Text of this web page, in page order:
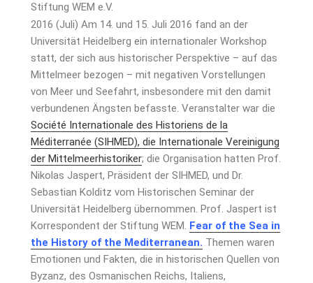
Stiftung WEM e.V.
2016 (Juli) Am 14. und 15. Juli 2016 fand an der
Universität Heidelberg ein internationaler Workshop
statt, der sich aus historischer Perspektive – auf das
Mittelmeer bezogen – mit negativen Vorstellungen
von Meer und Seefahrt, insbesondere mit den damit
verbundenen Ängsten befasste. Veranstalter war die
Société Internationale des Historiens de la
Méditerranée (SIHMED), die Internationale Vereinigung
der Mittelmeerhistoriker; die Organisation hatten Prof.
Nikolas Jaspert, Präsident der SIHMED, und Dr.
Sebastian Kolditz vom Historischen Seminar der
Universität Heidelberg übernommen. Prof. Jaspert ist
Korrespondent der Stiftung WEM. Fear of the Sea in
the History of the Mediterranean. Themen waren
Emotionen und Fakten, die in historischen Quellen von
Byzanz, des Osmanischen Reichs, Italiens,